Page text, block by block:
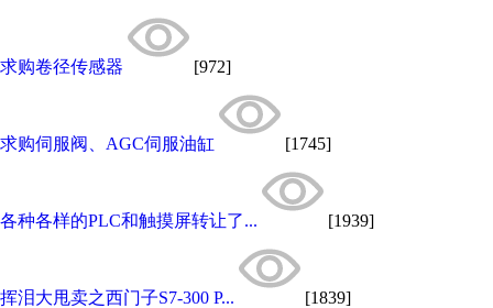
求购卷径传感器 [972]
求购伺服阀、AGC伺服油缸 [1745]
各种各样的PLC和触摸屏转让了... [1939]
挥泪大甩卖之西门子S7-300 P... [1839]